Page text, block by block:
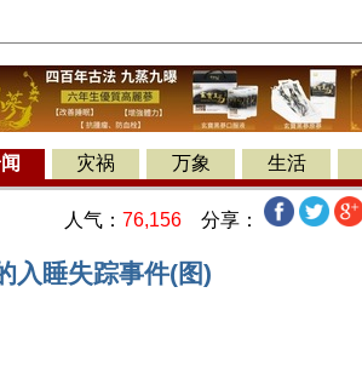
灾祸 万象 生活
人气： 76,156 分享：
入睡失踪事件(图)